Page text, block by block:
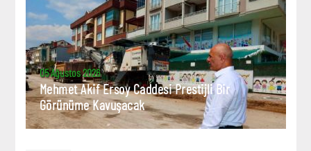
05 Ağustos 2026
Mehmet Akif Ersoy Caddesi Prestijli Bir
Görünüme Kavuşacak